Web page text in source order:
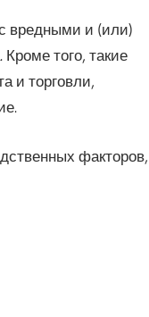
вредными и (или)
того, такие
и торговли,
факторов,